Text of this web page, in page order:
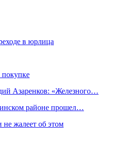
в юрлица
Азаренков: «Железного…
районе прошел…
не жалеет об этом